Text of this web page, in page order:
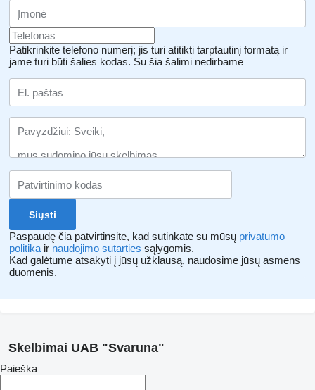
Patikrinkite telefono numerį; jis turi atitikti tarptautinį formatą ir
jame turi būti šalies kodas. Su šia šalimi nedirbame
Paspaudę čia patvirtinsite, kad sutinkate su mūsų privatumo
politika ir naudojimo sutarties sąlygomis.
Kad galėtume atsakyti į jūsų užklausą, naudosime jūsų asmens
duomenis.
Skelbimai UAB "Svaruna"
Paieška